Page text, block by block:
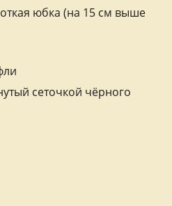
юбка (на 15 см выше
сеточкой чёрного